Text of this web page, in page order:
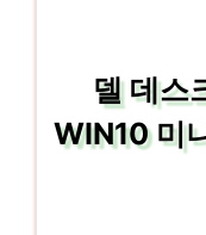
델 데스
WIN10 미